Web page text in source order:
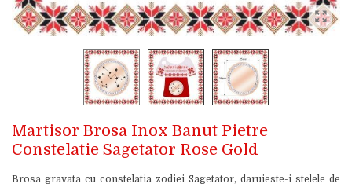
Martisor Brosa Inox Banut Pietre
Constelatie Sagetator Rose Gold
Brosa gravata cu constelatia zodiei Sagetator, daruieste-i stelele de